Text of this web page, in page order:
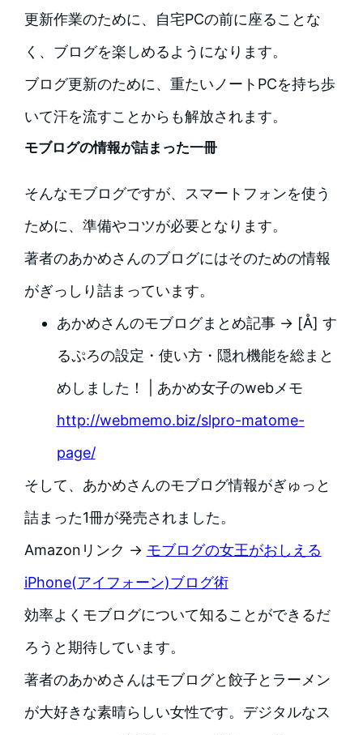
更新作業のために、自宅PCの前に座ることな
く、ブログを楽しめるようになります。
ブログ更新のために、重たいノートPCを持ち歩
いて汗を流すことからも解放されます。
モブログの情報が詰まった一冊
そんなモブログですが、スマートフォンを使う
ために、準備やコツが必要となります。
著者のあかめさんのブログにはそのための情報
がぎっしり詰まっています。
あかめさんのモブログまとめ記事 → [Å] す
るぷろの設定・使い方・隠れ機能を総まと
めしました！ | あかめ女子のwebメモ
http://webmemo.biz/slpro-matome-
page/
そして、あかめさんのモブログ情報がぎゅっと
詰まった1冊が発売されました。
Amazonリンク → モブログの女王がおしえる
iPhone(アイフォーン)ブログ術
効率よくモブログについて知ることができるだ
ろうと期待しています。
著者のあかめさんはモブログと餃子とラーメン
が大好きな素晴らしい女性です。デジタルなス